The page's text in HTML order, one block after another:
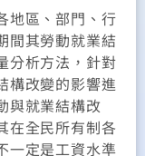
地區、部門、行
間其勞動就業結
分析方法，針對
構改變的影響進
與就業結構改
在全民所有制各
一定是工資水準